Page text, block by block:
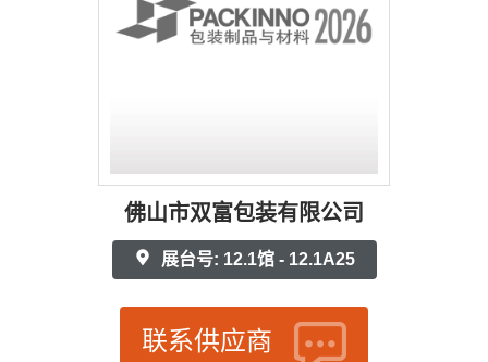
佛山市双富包装有限公司
展台号: 12.1馆 - 12.1A25
联系供应商